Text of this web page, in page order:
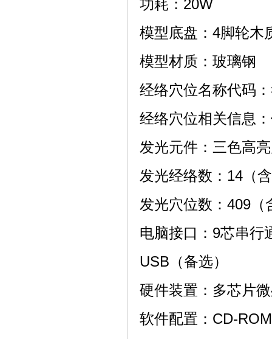
功耗：20W
模型底盘：4脚轮木
模型材质：玻璃钢
经络穴位名称代码
经络穴位相关信息
发光元件：三色高
发光经络数：14（
发光穴位数：409（
电脑接口：9芯串行
USB（备选）
硬件装置：多芯片
软件配置：CD-